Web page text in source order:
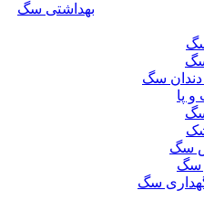
بهداشتی سگ
سگ
پا
سگ
سگ
سگ